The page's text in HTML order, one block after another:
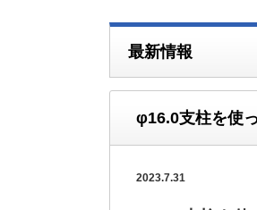
最新情報
φ16.0支柱を使
2023.7.31